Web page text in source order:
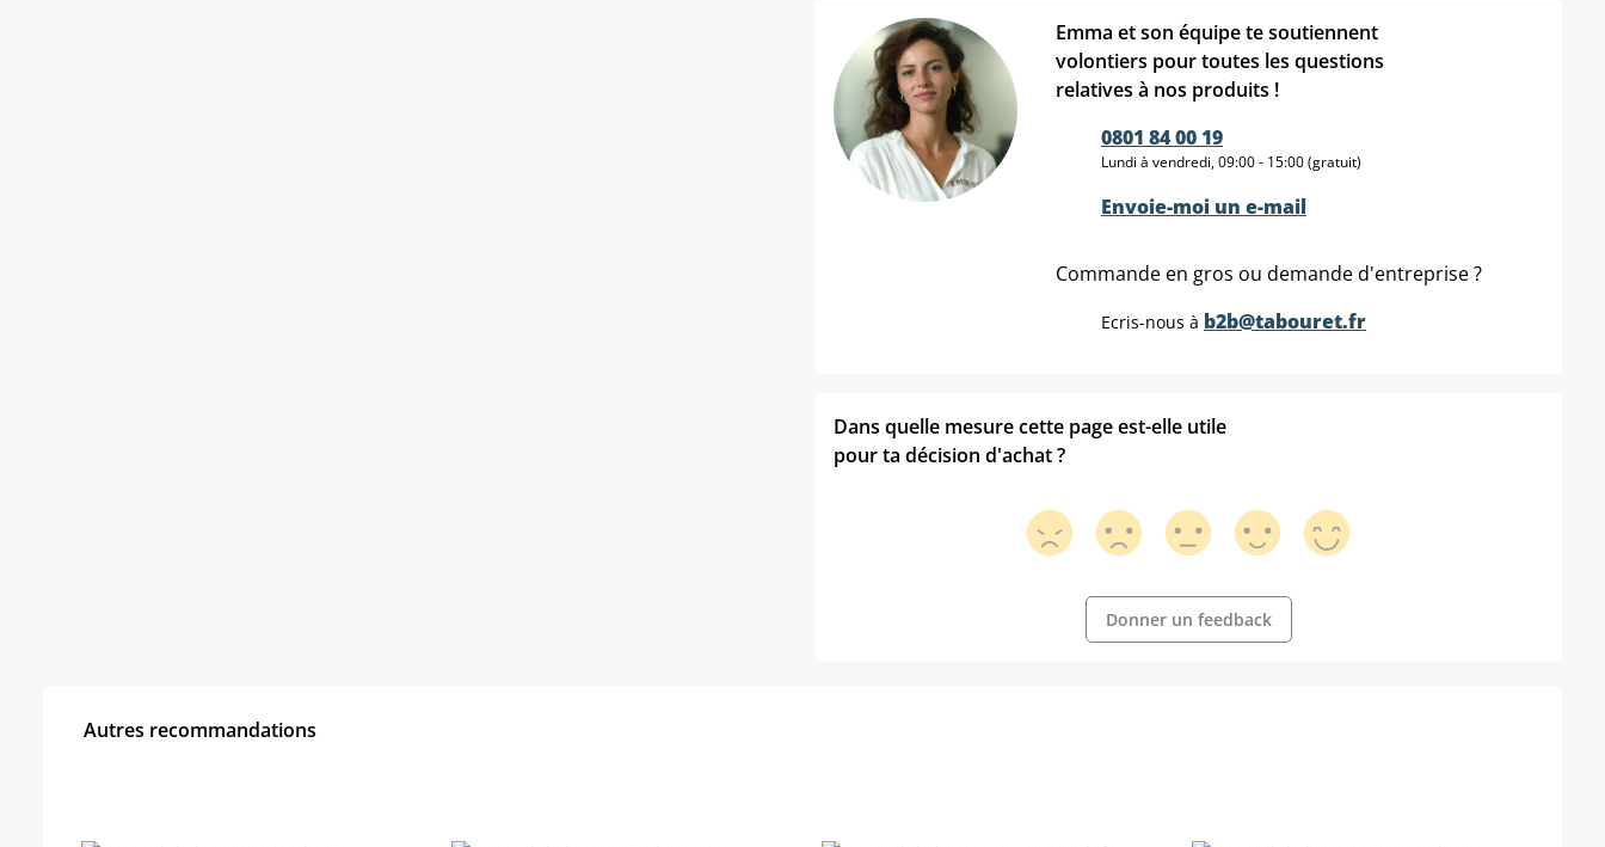
Emma et son équipe te soutiennent
volontiers pour toutes les questions
relatives à nos produits !
0801 84 00 19
Lundi à vendredi, 09:00 - 15:00 (gratuit)
Envoie-moi un e-mail
Commande en gros ou demande d'entreprise ?
Ecris-nous à b2b@tabouret.fr
Dans quelle mesure cette page est-elle utile
pour ta décision d'achat ?
Donner un feedback
Autres recommandations